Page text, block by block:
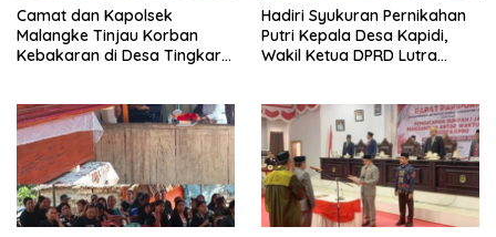
Camat dan Kapolsek
Malangke Tinjau Korban
Kebakaran di Desa Tingkara,
Hadiri Syukuran Pernikahan
Putri Kepala Desa Kapidi,
Wakil Ketua DPRD Lutra